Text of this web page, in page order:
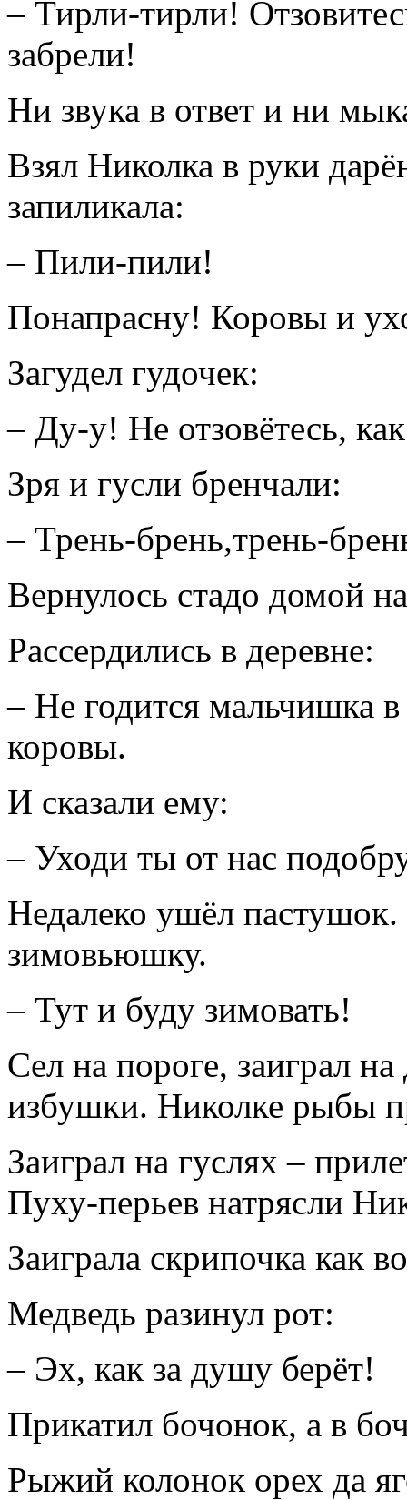
– Тирли-тирли!
забрели!
Ни звука в ответ и ни
Взял Николка в руки
запиликала:
– Пили-пили!
Понапрасну! Коровы и
Загудел гудочек:
– Ду-у! Не отзовётесь,
Зря и гусли бренчали:
– Трень-брень,трень-
Вернулось стадо домой
Рассердились в деревне:
– Не годится мальчишка
коровы.
И сказали ему:
– Уходи ты от нас
Недалеко ушёл
зимовьюшку.
– Тут и буду зимовать!
Сел на пороге, заиграл
избушки. Николке рыбы
Заиграл на гуслях –
Пуху-перьев натрясли
Заиграла скрипочка как
Медведь разинул рот:
– Эх, как за душу берёт!
Прикатил бочонок, а в
Рыжий колонок орех да